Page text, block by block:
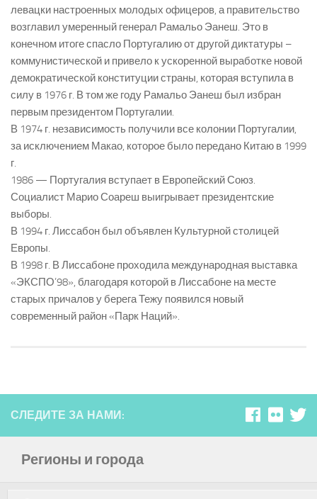
левацки настроенных молодых офицеров, а правительство
возглавил умеренный генерал Рамальо Эанеш. Это в
конечном итоге спасло Португалию от другой диктатуры –
коммунистической и привело к ускоренной выработке новой
демократической конституции страны, которая вступила в
силу в 1976 г. В том же году Рамальо Эанеш был избран
первым президентом Португалии.
В 1974 г. независимость получили все колонии Португалии,
за исключением Макао, которое было передано Китаю в 1999
г.
1986 — Португалия вступает в Европейский Союз.
Социалист Марио Соареш выигрывает президентские
выборы.
В 1994 г. Лиссабон был объявлен Культурной столицей
Европы.
В 1998 г. В Лиссабоне проходила международная выставка
«ЭКСПО’98», благодаря которой в Лиссабоне на месте
старых причалов у берега Тежу появился новый
современный район «Парк Наций».
СЛЕДИТЕ ЗА НАМИ:
Регионы и города